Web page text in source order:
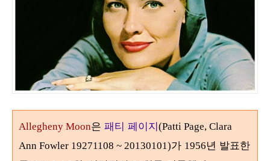
Allegheny Moon은 패티 페이지(Patti Page, Clara
Ann Fowler 19271108 ~ 20130101)가 1956년 발표한